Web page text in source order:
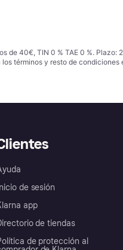
40€, TIN 0 % TAE 0 %.
términos y resto de condiciones
Inicio de sesión
app
de tiendas
de protección al